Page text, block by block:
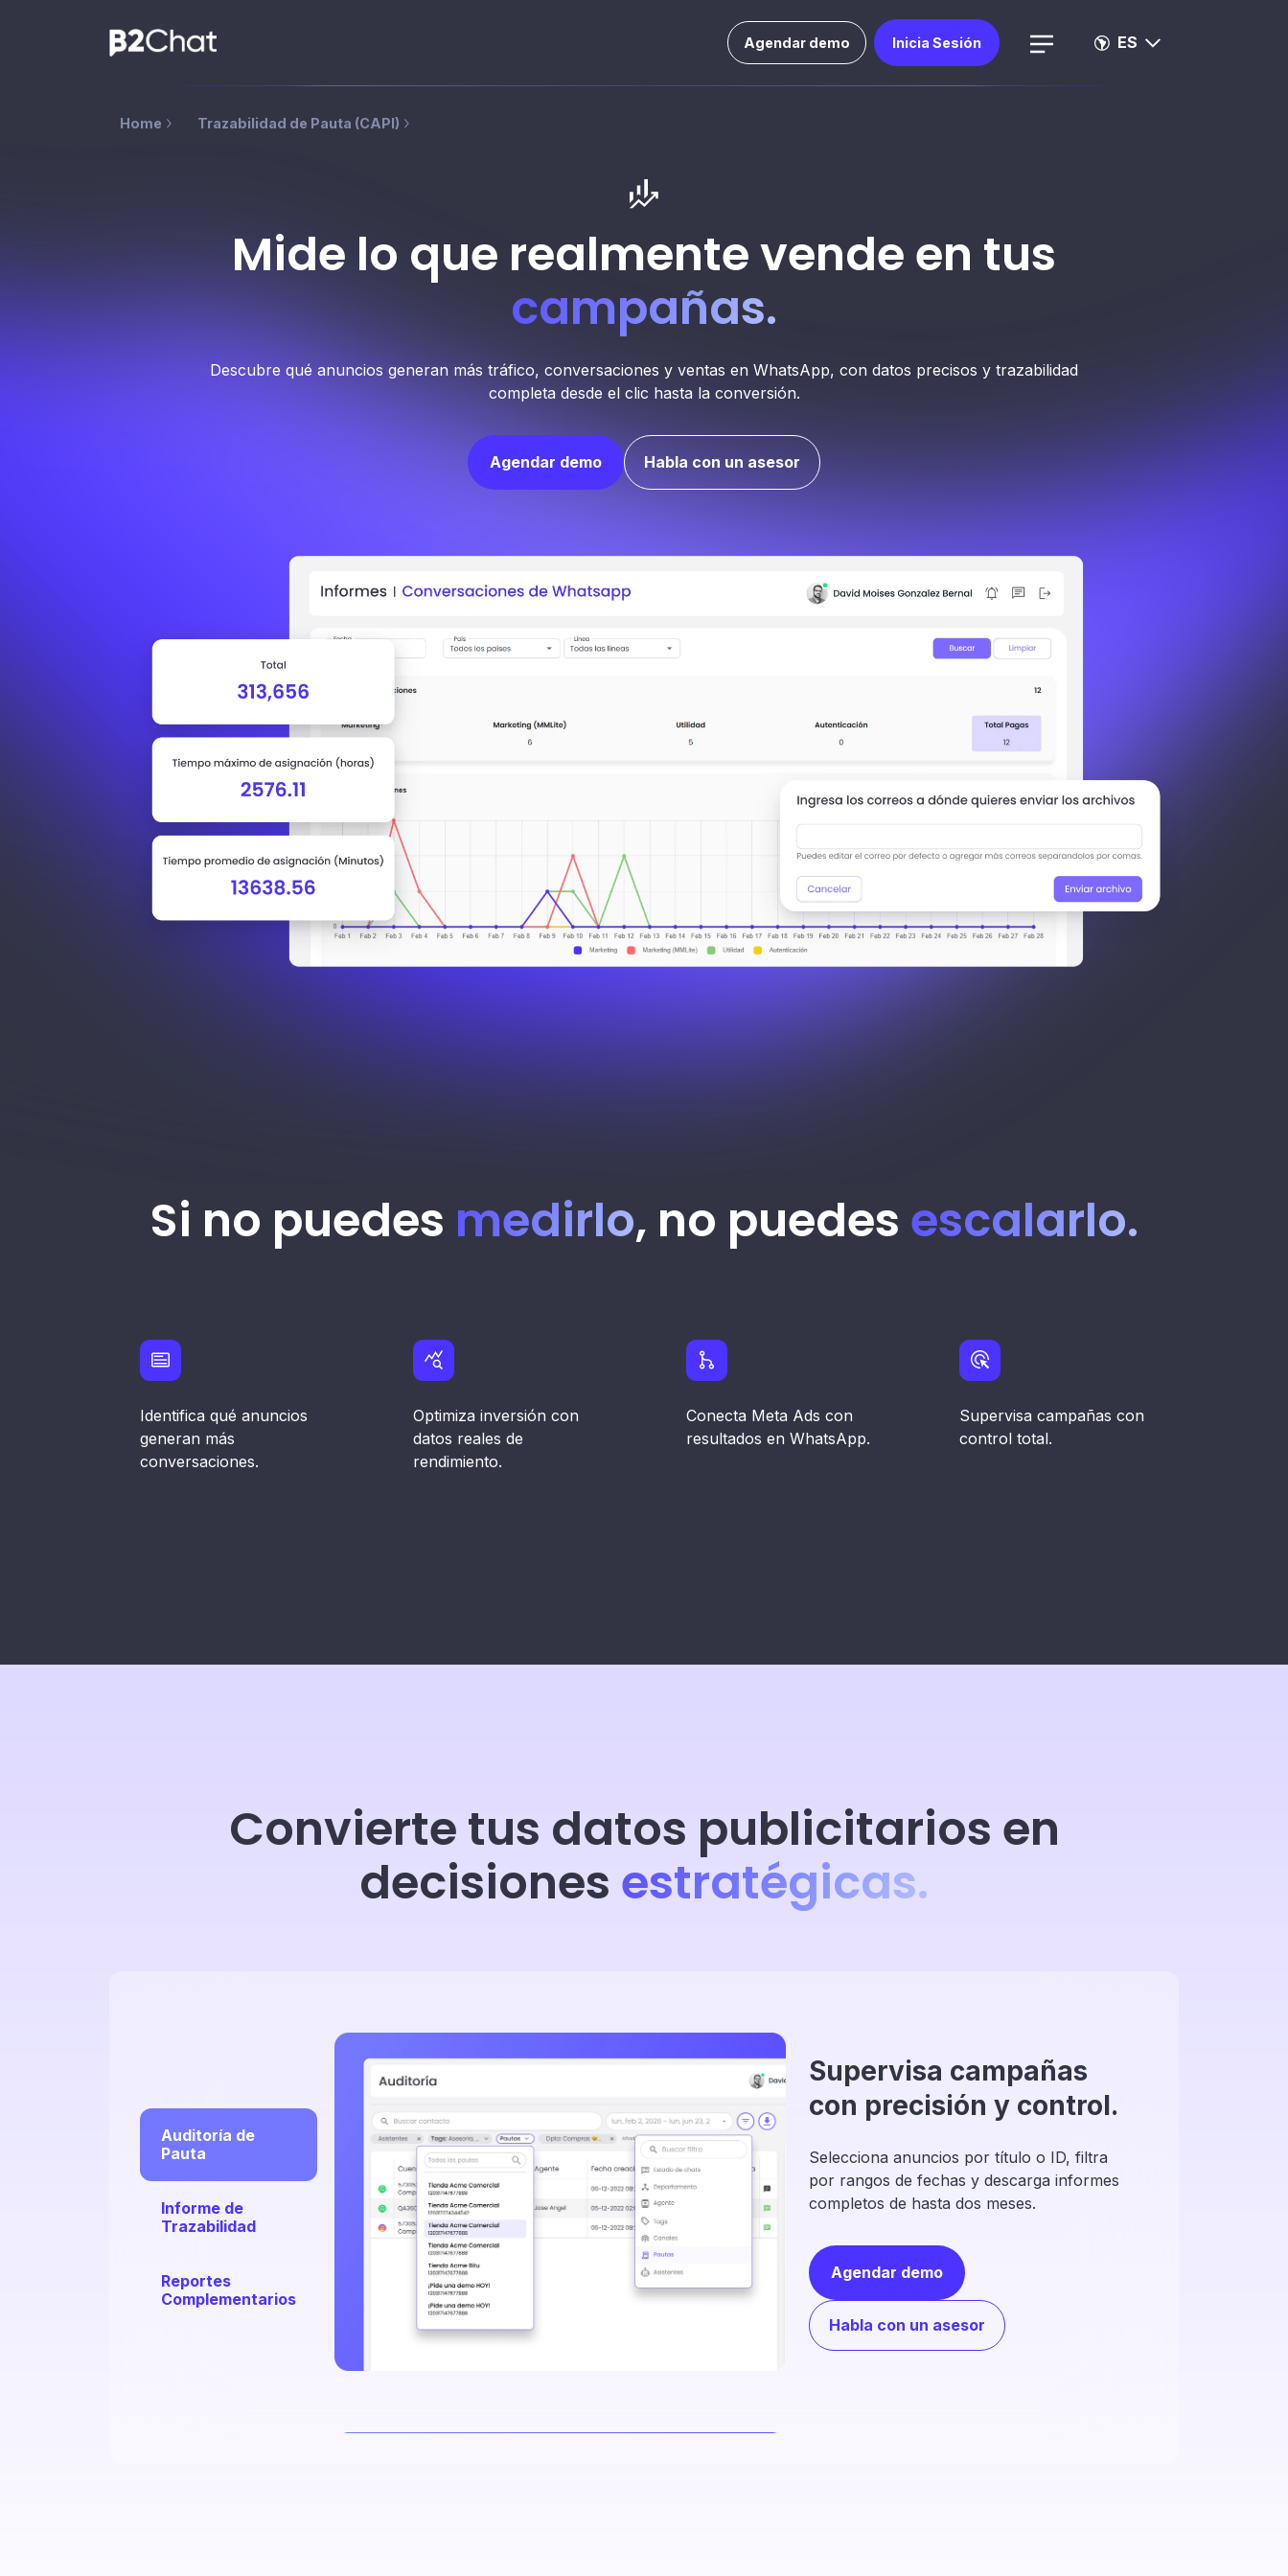
Agendar demo Inicia Sesión ES
Home Trazabilidad de Pauta (CAPI)
Mide lo que realmente vende en tus
campañas.
Descubre qué anuncios generan más tráfico, conversaciones y ventas en WhatsApp, con datos precisos y trazabilidad
completa desde el clic hasta la conversión.
Agendar demo Habla con un asesor
Si no puedes medirlo, no puedes escalarlo.
Identifica qué anuncios
generan más
conversaciones.
Optimiza inversión con
datos reales de
rendimiento.
Conecta Meta Ads con
resultados en WhatsApp.
Supervisa campañas con
control total.
Convierte tus datos publicitarios en
decisiones estratégicas.
Auditoría de
Pauta
Informe de
Trazabilidad
Reportes
Complementarios
Supervisa campañas
con precisión y control.
Selecciona anuncios por título o ID, filtra
por rangos de fechas y descarga informes
completos de hasta dos meses.
Agendar demo
Habla con un asesor